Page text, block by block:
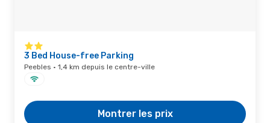
3 Bed House-free Parking
Peebles · 1,4 km depuis le centre-ville
Montrer les prix